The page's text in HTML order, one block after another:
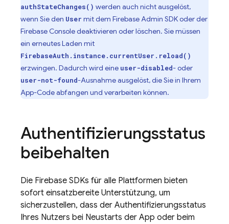
authStateChanges() werden auch nicht ausgelöst,
wenn Sie den User mit dem Firebase Admin SDK oder der
Firebase Console deaktivieren oder löschen. Sie müssen
ein erneutes Laden mit
FirebaseAuth.instance.currentUser.reload()
erzwingen. Dadurch wird eine user-disabled- oder
user-not-found-Ausnahme ausgelöst, die Sie in Ihrem
App-Code abfangen und verarbeiten können.
Authentifizierungsstatus
beibehalten
Die Firebase SDKs für alle Plattformen bieten
sofort einsatzbereite Unterstützung, um
sicherzustellen, dass der Authentifizierungsstatus
Ihres Nutzers bei Neustarts der App oder beim